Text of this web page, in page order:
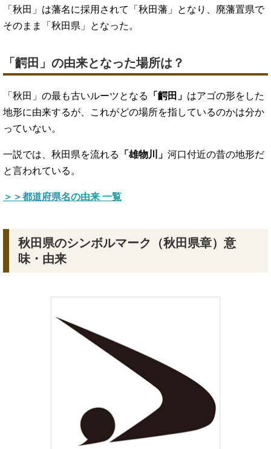
「秋田」は藩名に採用されて「秋田藩」となり、廃藩置県で
そのまま「秋田県」となった。
「齶田」の由来となった場所は？
「秋田」の最も古いルーツとなる 「齶田」 はアゴの形をした
地形に由来するが、これがどの場所を指しているのかは分か
っていない。
一説では、秋田県を流れる 「雄物川」 河口付近の昔の地形だ
と言われている。
＞＞都道府県名の由来 一覧
秋田県のシンボルマーク（秋田県章）意
味・由来